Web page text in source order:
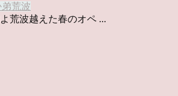
弟荒波
荒波越えた春のオペ ...